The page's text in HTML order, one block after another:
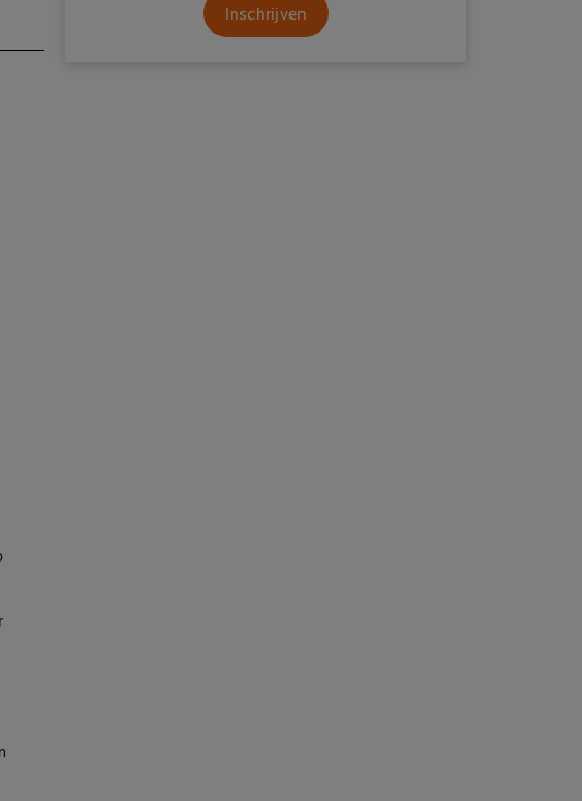
Inschrijven